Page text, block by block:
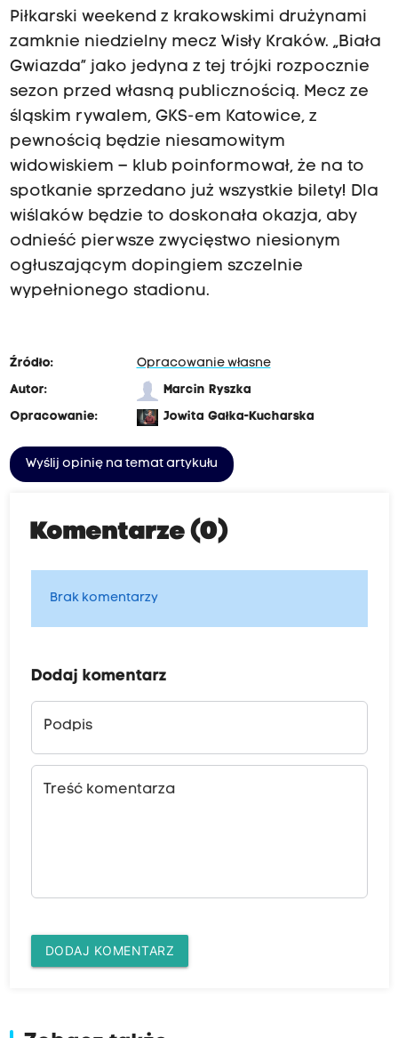
Piłkarski weekend z krakowskimi drużynami
zamknie niedzielny mecz Wisły Kraków. „Biała
Gwiazda” jako jedyna z tej trójki rozpocznie
sezon przed własną publicznością. Mecz ze
śląskim rywalem, GKS-em Katowice, z
pewnością będzie niesamowitym
widowiskiem – klub poinformował, że na to
spotkanie sprzedano już wszystkie bilety! Dla
wiślaków będzie to doskonała okazja, aby
odnieść pierwsze zwycięstwo niesionym
ogłuszającym dopingiem szczelnie
wypełnionego stadionu.
Źródło:
Opracowanie własne
Autor:
Marcin Ryszka
Opracowanie:
Jowita Gałka-Kucharska
Wyślij opinię na temat artykułu
Komentarze (0)
Brak komentarzy
Dodaj komentarz
Podpis
Treść komentarza
DODAJ KOMENTARZ